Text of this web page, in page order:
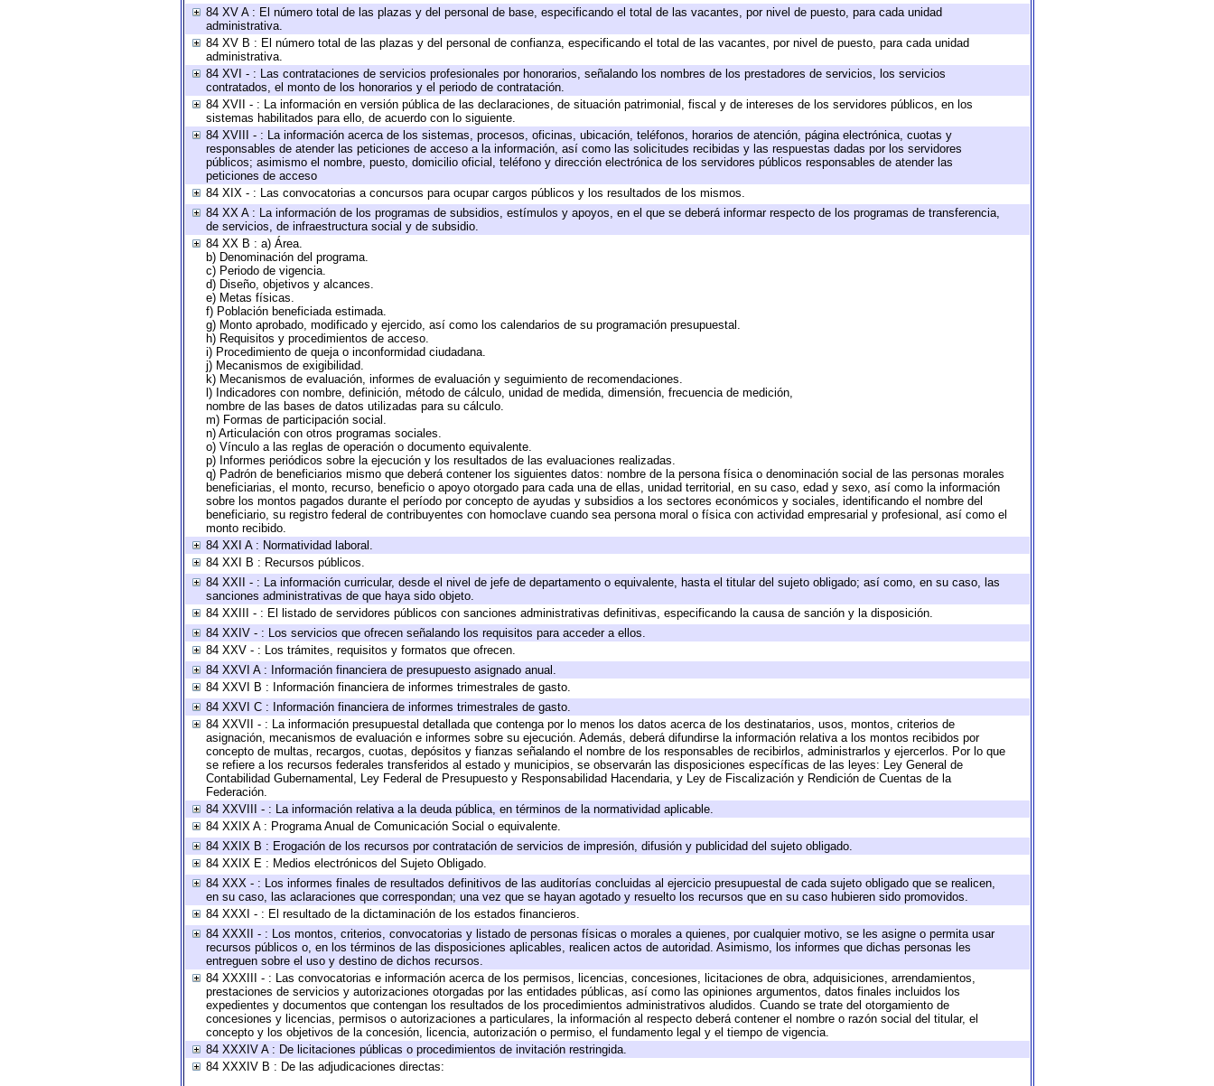
84 XV A : El número total de las plazas y del personal de base, especificando el total de las vacantes, por nivel de puesto, para cada unidad
administrativa.
84 XV B : El número total de las plazas y del personal de confianza, especificando el total de las vacantes, por nivel de puesto, para cada unidad
administrativa.
84 XVI - : Las contrataciones de servicios profesionales por honorarios, señalando los nombres de los prestadores de servicios, los servicios
contratados, el monto de los honorarios y el periodo de contratación.
84 XVII - : La información en versión pública de las declaraciones, de situación patrimonial, fiscal y de intereses de los servidores públicos, en los
sistemas habilitados para ello, de acuerdo con lo siguiente.
84 XVIII - : La información acerca de los sistemas, procesos, oficinas, ubicación, teléfonos, horarios de atención, página electrónica, cuotas y
responsables de atender las peticiones de acceso a la información, así como las solicitudes recibidas y las respuestas dadas por los servidores
públicos; asimismo el nombre, puesto, domicilio oficial, teléfono y dirección electrónica de los servidores públicos responsables de atender las
peticiones de acceso
84 XIX - : Las convocatorias a concursos para ocupar cargos públicos y los resultados de los mismos.
84 XX A : La información de los programas de subsidios, estímulos y apoyos, en el que se deberá informar respecto de los programas de transferencia,
de servicios, de infraestructura social y de subsidio.
84 XX B : a) Área.
b) Denominación del programa.
c) Periodo de vigencia.
d) Diseño, objetivos y alcances.
e) Metas físicas.
f) Población beneficiada estimada.
g) Monto aprobado, modificado y ejercido, así como los calendarios de su programación presupuestal.
h) Requisitos y procedimientos de acceso.
i) Procedimiento de queja o inconformidad ciudadana.
j) Mecanismos de exigibilidad.
k) Mecanismos de evaluación, informes de evaluación y seguimiento de recomendaciones.
l) Indicadores con nombre, definición, método de cálculo, unidad de medida, dimensión, frecuencia de medición,
nombre de las bases de datos utilizadas para su cálculo.
m) Formas de participación social.
n) Articulación con otros programas sociales.
o) Vínculo a las reglas de operación o documento equivalente.
p) Informes periódicos sobre la ejecución y los resultados de las evaluaciones realizadas.
q) Padrón de beneficiarios mismo que deberá contener los siguientes datos: nombre de la persona física o denominación social de las personas morales
beneficiarias, el monto, recurso, beneficio o apoyo otorgado para cada una de ellas, unidad territorial, en su caso, edad y sexo, así como la información
sobre los montos pagados durante el período por concepto de ayudas y subsidios a los sectores económicos y sociales, identificando el nombre del
beneficiario, su registro federal de contribuyentes con homoclave cuando sea persona moral o física con actividad empresarial y profesional, así como el
monto recibido.
84 XXI A : Normatividad laboral.
84 XXI B : Recursos públicos.
84 XXII - : La información curricular, desde el nivel de jefe de departamento o equivalente, hasta el titular del sujeto obligado; así como, en su caso, las
sanciones administrativas de que haya sido objeto.
84 XXIII - : El listado de servidores públicos con sanciones administrativas definitivas, especificando la causa de sanción y la disposición.
84 XXIV - : Los servicios que ofrecen señalando los requisitos para acceder a ellos.
84 XXV - : Los trámites, requisitos y formatos que ofrecen.
84 XXVI A : Información financiera de presupuesto asignado anual.
84 XXVI B : Información financiera de informes trimestrales de gasto.
84 XXVI C : Información financiera de informes trimestrales de gasto.
84 XXVII - : La información presupuestal detallada que contenga por lo menos los datos acerca de los destinatarios, usos, montos, criterios de
asignación, mecanismos de evaluación e informes sobre su ejecución. Además, deberá difundirse la información relativa a los montos recibidos por
concepto de multas, recargos, cuotas, depósitos y fianzas señalando el nombre de los responsables de recibirlos, administrarlos y ejercerlos. Por lo que
se refiere a los recursos federales transferidos al estado y municipios, se observarán las disposiciones específicas de las leyes: Ley General de
Contabilidad Gubernamental, Ley Federal de Presupuesto y Responsabilidad Hacendaria, y Ley de Fiscalización y Rendición de Cuentas de la
Federación.
84 XXVIII - : La información relativa a la deuda pública, en términos de la normatividad aplicable.
84 XXIX A : Programa Anual de Comunicación Social o equivalente.
84 XXIX B : Erogación de los recursos por contratación de servicios de impresión, difusión y publicidad del sujeto obligado.
84 XXIX E : Medios electrónicos del Sujeto Obligado.
84 XXX - : Los informes finales de resultados definitivos de las auditorías concluidas al ejercicio presupuestal de cada sujeto obligado que se realicen,
en su caso, las aclaraciones que correspondan; una vez que se hayan agotado y resuelto los recursos que en su caso hubieren sido promovidos.
84 XXXI - : El resultado de la dictaminación de los estados financieros.
84 XXXII - : Los montos, criterios, convocatorias y listado de personas físicas o morales a quienes, por cualquier motivo, se les asigne o permita usar
recursos públicos o, en los términos de las disposiciones aplicables, realicen actos de autoridad. Asimismo, los informes que dichas personas les
entreguen sobre el uso y destino de dichos recursos.
84 XXXIII - : Las convocatorias e información acerca de los permisos, licencias, concesiones, licitaciones de obra, adquisiciones, arrendamientos,
prestaciones de servicios y autorizaciones otorgadas por las entidades públicas, así como las opiniones argumentos, datos finales incluidos los
expedientes y documentos que contengan los resultados de los procedimientos administrativos aludidos. Cuando se trate del otorgamiento de
concesiones y licencias, permisos o autorizaciones a particulares, la información al respecto deberá contener el nombre o razón social del titular, el
concepto y los objetivos de la concesión, licencia, autorización o permiso, el fundamento legal y el tiempo de vigencia.
84 XXXIV A : De licitaciones públicas o procedimientos de invitación restringida.
84 XXXIV B : De las adjudicaciones directas: